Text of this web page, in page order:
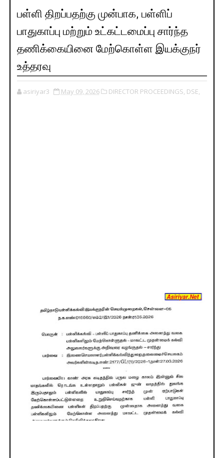
பள்ளி திறப்பதற்கு முன்பாக, பள்ளிப்
பாதுகாப்பு மற்றும் உட்கட்டமைப்பு சார்ந்த
தணிக்கையினை மேற்கொள்ள இயக்குநர்
உத்தரவு
asiriyar3 May 09, 2026 DIRECTOR PROCEEDINGS, DSE,